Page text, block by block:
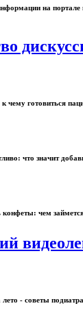
на портале
чему готовиться
что значит
конфеты: чем
- советы подиатра